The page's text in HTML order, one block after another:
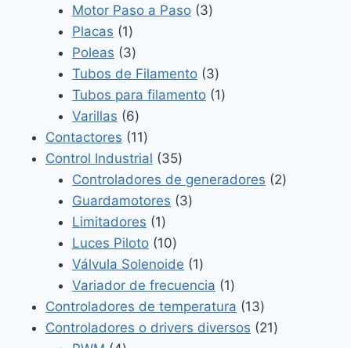
productos
Motor Paso a Paso 33
Placas 11
producto
Poleas 33
productos
Tubos de Filamento 33
productos
Tubos para filamento 11
Varillas 66
productos
Contactores 1111
productos
Control Industrial 3535
productos
Controladores de generadores 22
Guardamotores 33
Limitadores 11
producto
Luces Piloto 1010
productos
Válvula Solenoide 11
producto
Variador de frecuencia 11
producto
Controladores de temperatura 1313
productos
Controladores o drivers diversos 2121